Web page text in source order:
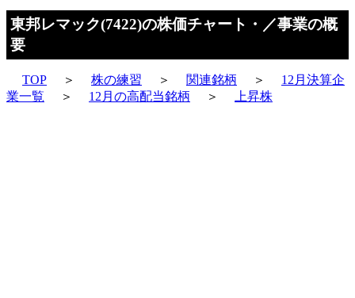
東邦レマック(7422)の株価チャート・／事業の概
要
TOP ＞ 株の練習 ＞ 関連銘柄 ＞
12月決算企
業一覧
＞ 12月の高配当銘柄 ＞ 上昇株